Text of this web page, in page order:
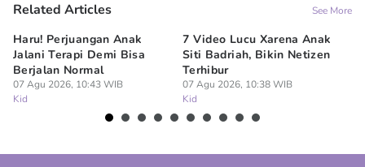
Related Articles See More
Haru! Perjuangan Anak
Jalani Terapi Demi Bisa
Berjalan Normal
07 Agu 2026, 10:43 WIB
Kid
7 Video Lucu Xarena Anak
Siti Badriah, Bikin Netizen
Terhibur
07 Agu 2026, 10:38 WIB
Kid